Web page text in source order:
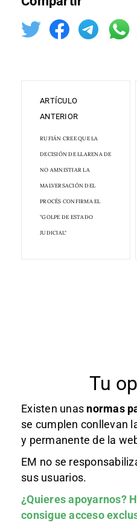
ARTÍCULO
ANTERIOR
RUFIÁN CREE QUE LA
DECISIÓN DE LLARENA DE
NO AMNISTIAR LA
MALVERSACIÓN DEL
PROCÉS CONFIRMA EL
"GOLPE DE ESTADO
JUDICIAL"
Tu
Existen unas normas
se cumplen conllevan
y permanente de la
EM no se
sus usuarios.
¿Quieres apoyarnos?
consigue acceso